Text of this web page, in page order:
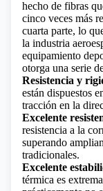
hecho de fibras
cinco veces más
cuarta parte, lo
la industria
equipamiento
otorga una serie
Resistencia y
están dispuestos
tracción en la
Excelente
resistencia a la
superando
tradicionales.
Excelente
térmica es